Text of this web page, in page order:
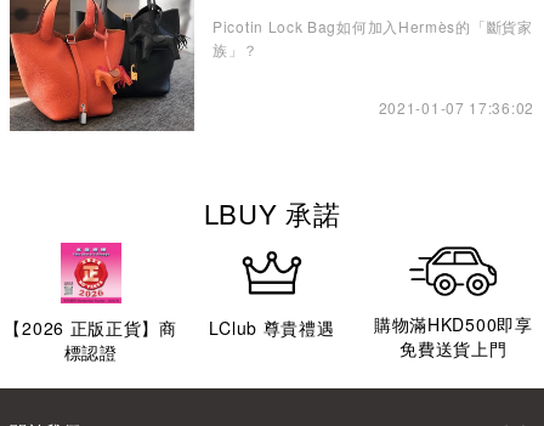
Picotin Lock Bag如何加入Hermès的「斷貨家
族」？
2021-01-07 17:36:02
LBUY 承諾
【2026 正版正貨】商
標認證
LClub 尊貴禮遇
購物滿HKD500即享
免費送貨上門